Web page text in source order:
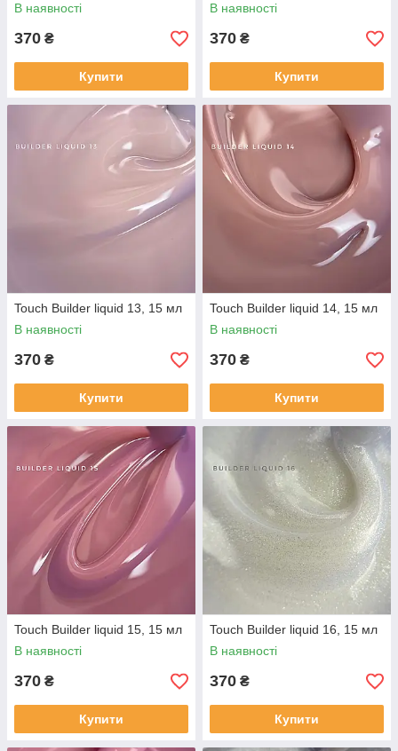
В наявності
370 ₴
Купити
В наявності
370 ₴
Купити
Touch Builder liquid 13, 15 мл
В наявності
370 ₴
Купити
Touch Builder liquid 14, 15 мл
В наявності
370 ₴
Купити
Touch Builder liquid 15, 15 мл
В наявності
370 ₴
Купити
Touch Builder liquid 16, 15 мл
В наявності
370 ₴
Купити